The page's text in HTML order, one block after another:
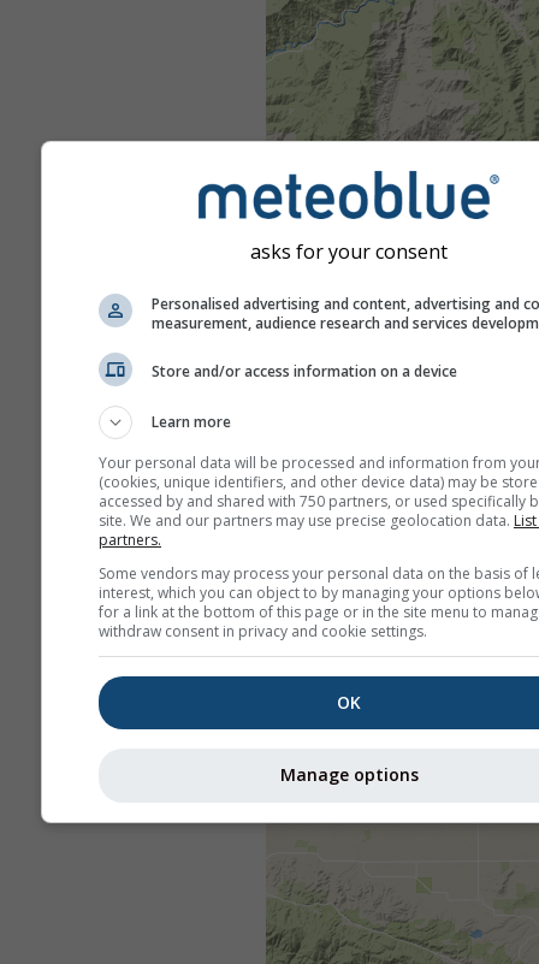
asks for your consent
Personalised advertising and content, advertising and
measurement, audience research and services
Store and/or access information on a device
Learn more
Your personal data will be processed and information from
(cookies, unique identifiers, and other device data) may be
accessed by and shared with 750 partners, or used specifically
site. We and our partners may use precise geolocation data.
partners.
Some vendors may process your personal data on the basis of
interest, which you can object to by managing your options
for a link at the bottom of this page or in the site menu to
withdraw consent in privacy and cookie settings.
OK
Manage options